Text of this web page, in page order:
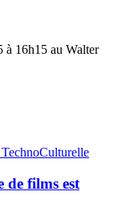
à 16h15 au Walter
de films est